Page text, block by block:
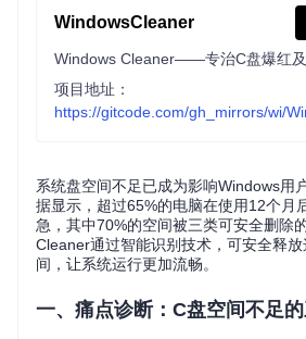
WindowsCleaner
Windows Cleaner——专治C盘爆红及
项目地址：
https://gitcode.com/gh_mirrors/wi/
系统盘空间不足已成为影响Windows用
据显示，超过65%的电脑在使用12个月
急，其中70%的空间被三类可安全删除
Cleaner通过智能识别技术，可安全释
间，让系统运行更加流畅。
一、痛点诊断：C盘空间不足